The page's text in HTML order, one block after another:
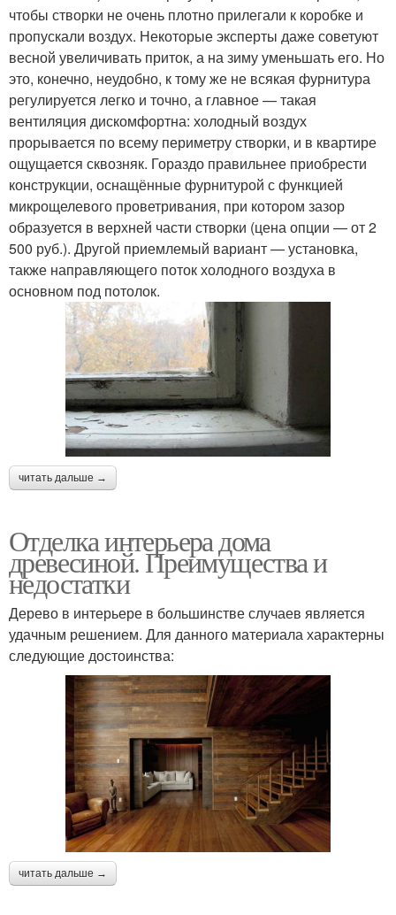
чтобы створки не очень плотно прилегали к коробке и
пропускали воздух. Некоторые эксперты даже советуют
весной увеличивать приток, а на зиму уменьшать его. Но
это, конечно, неудобно, к тому же не всякая фурнитура
регулируется легко и точно, а главное — такая
вентиляция дискомфортна: холодный воздух
прорывается по всему периметру створки, и в квартире
ощущается сквозняк. Гораздо правильнее приобрести
конструкции, оснащённые фурнитурой с функцией
микрощелевого проветривания, при котором зазор
образуется в верхней части створки (цена опции — от 2
500 руб.). Другой приемлемый вариант — установка,
также направляющего поток холодного воздуха в
основном под потолок.
читать дальше →
Отделка интерьера дома
древесиной. Преимущества и
недостатки
Дерево в интерьере в большинстве случаев является
удачным решением. Для данного материала характерны
следующие достоинства:
читать дальше →